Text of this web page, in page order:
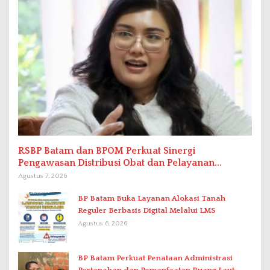
RSBP Batam dan BPOM Perkuat Sinergi
Pengawasan Distribusi Obat dan Pelayanan
Kefarmasian
Agustus 7, 2026
BP Batam Buka Layanan Alokasi Tanah
Reguler Berbasis Digital Melalui LMS
Agustus 6, 2026
BP Batam Perkuat Penataan Administrasi